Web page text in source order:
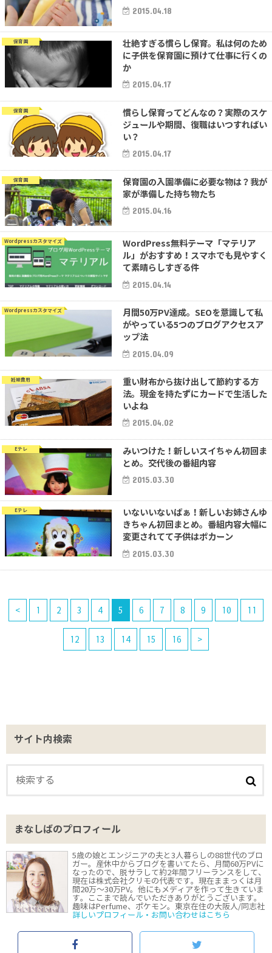
2015.04.18
保育園
壮絶すぎる慣らし保育。私は何のため
に子供を保育園に預けて仕事に行くの
か
2015.04.17
保育園
慣らし保育ってどんなの？実際のスケ
ジュールや期間、復職はいつすればい
い？
2015.04.17
保育園
保育園の入園準備に必要な物は？我が
家が準備した持ち物たち
2015.04.16
Wordpressカスタマイズ
WordPress無料テーマ「マテリア
ル」がおすすめ！スマホでも見やすく
て素晴らしすぎる件
2015.04.14
Wordpressカスタマイズ
月間50万PV達成。SEOを意識して私
がやっている5つのブログアクセスア
ップ法
2015.04.09
妊娠費用
重い財布から抜け出して節約する方
法。現金を持たずにカードで生活した
いよね
2015.04.02
Eテレ
みいつけた！新しいスイちゃん初回ま
とめ。交代後の番組内容
2015.03.30
Eテレ
いないいないばぁ！新しいお姉さんゆ
きちゃん初回まとめ。番組内容大幅に
変更されてて子供はポカーン
2015.03.30
< 1 2 3 4 5 6 7 8 9 10 11
12 13 14 15 16 >
サイト内検索
まなしばのプロフィール
5歳の娘とエンジニアの夫と3人暮らしの88世代のブロ
ガー。産休中からブログを書いてたら、月間60万PVに
なったので、脱サラして約2年間フリーランスをして、
現在は株式会社クリモの代表です。現在ままっくは月
間20万〜30万PV。他にもメディアを作って生きていま
す。ここまで読んでいただきありがとうございます。
趣味はPerfume、ポケモン。東京在住の大阪人/同志社
詳しいプロフィール・お問い合わせはこちら